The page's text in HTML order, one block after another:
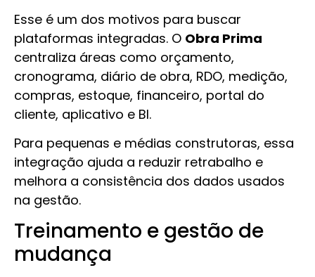
Esse é um dos motivos para buscar
plataformas integradas. O Obra Prima
centraliza áreas como orçamento,
cronograma, diário de obra, RDO, medição,
compras, estoque, financeiro, portal do
cliente, aplicativo e BI.
Para pequenas e médias construtoras, essa
integração ajuda a reduzir retrabalho e
melhora a consistência dos dados usados
na gestão.
Treinamento e gestão de
mudança